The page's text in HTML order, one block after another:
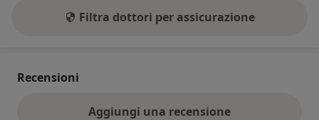
Filtra dottori per assicurazione
Recensioni
Aggiungi una recensione